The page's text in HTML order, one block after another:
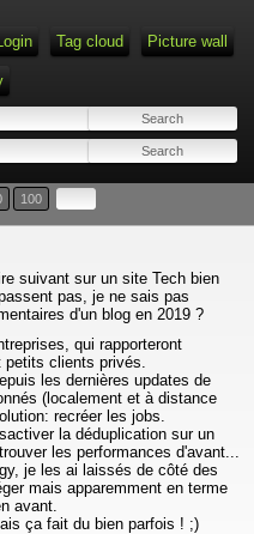
Tag cloud Picture wall
100
suivant sur un site Tech bien
pas, je ne sais pas
d'un blog en 2019 ?
qui rapporteront
petits clients privés.
les dernières updates de
(localement et à distance
recréer les jobs.
la déduplication sur un
les performances d'avant...
je les ai laissés de côté des
mais apparemment en terme
avant.
ça fait du bien parfois ! ;)